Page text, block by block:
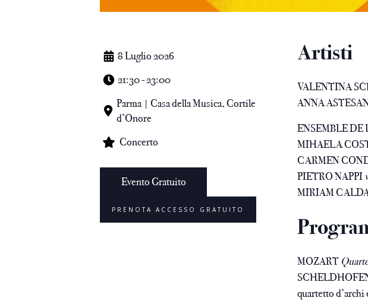
8 Luglio 2026
21:30 - 23:00
Parma | Casa della Musica, Cortile
d’Onore
Concerto
Evento Gratuito
PRENOTA ACCESSO GRATUITO
Artisti
VALENTINA
ANNA
ENSEMBLE
MIHAELA
CARMEN
PIETRO NAPPI
MIRIAM
MOZART
quartetto